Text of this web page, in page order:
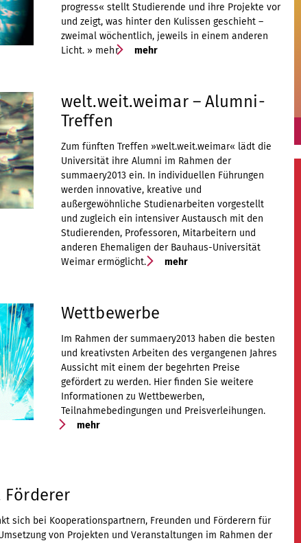
progress« stellt Studierende und ihre Projekte vor
und zeigt, was hinter den Kulissen geschieht –
zweimal wöchentlich, jeweils in einem anderen
Licht. » mehr mehr
welt.weit.weimar – Alumni-
Treffen
Zum fünften Treffen »welt.weit.weimar« lädt die
Universität ihre Alumni im Rahmen der
summaery2013 ein. In individuellen Führungen
werden innovative, kreative und
außergewöhnliche Studienarbeiten vorgestellt
und zugleich ein intensiver Austausch mit den
Studierenden, Professoren, Mitarbeitern und
anderen Ehemaligen der Bauhaus-Universität
Weimar ermöglicht.
mehr
Wettbewerbe
Im Rahmen der summaery2013 haben die besten
und kreativsten Arbeiten des vergangenen Jahres
Aussicht mit einem der begehrten Preise
gefördert zu werden. Hier finden Sie weitere
Informationen zu Wettbewerben,
Teilnahmebedingungen und Preisverleihungen.
mehr
sich bei Kooperationspartnern, Freunden und Förderern für
von Projekten und Veranstaltungen im Rahmen der